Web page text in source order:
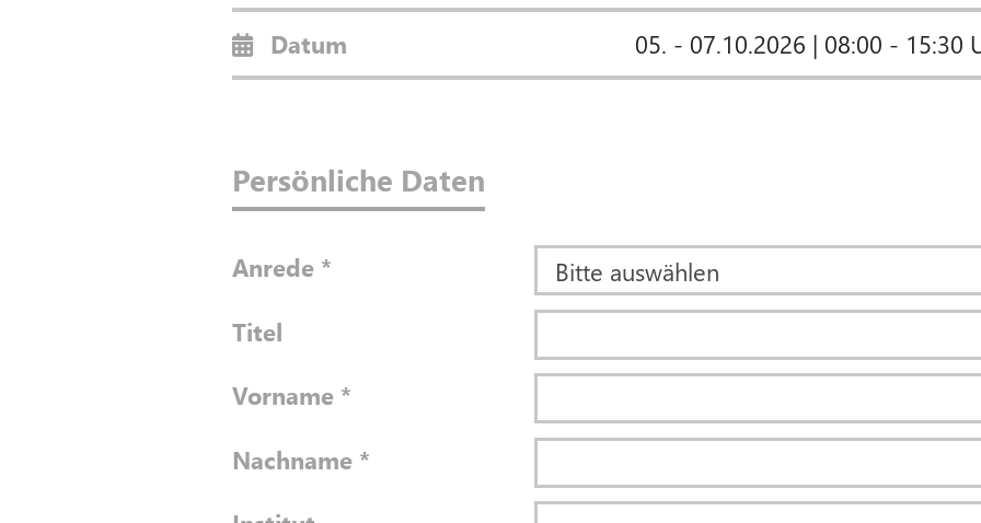
Datum 05. - 07.10.2026 | 08:00 - 15:30
Persönliche Daten
Anrede *
Titel
Vorname *
Nachname *